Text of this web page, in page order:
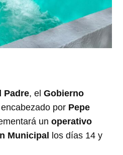
Padre, elGobierno
por Pepe
unoperativo
Municipal los días 14 y